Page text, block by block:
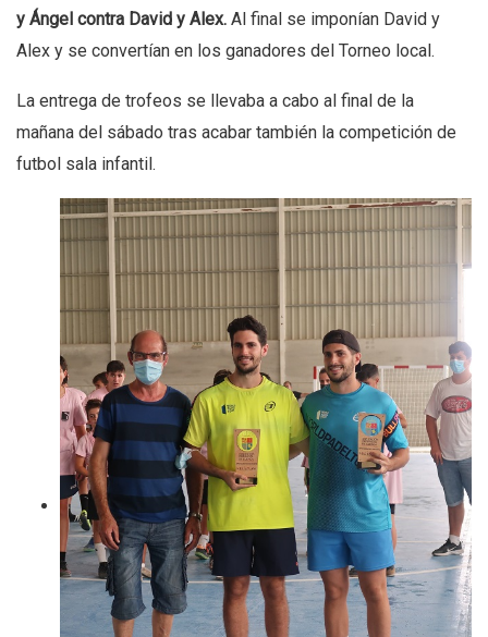
y Ángel contra David y Alex. Al final se imponían David y
Alex y se convertían en los ganadores del Torneo local.
La entrega de trofeos se llevaba a cabo al final de la
mañana del sábado tras acabar también la competición de
futbol sala infantil.